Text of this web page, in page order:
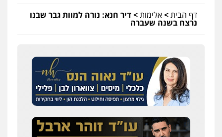
דף הבית>אלימות>דיר חנא: נורה למוות גבר שבנו
נרצח בשנה שעברה